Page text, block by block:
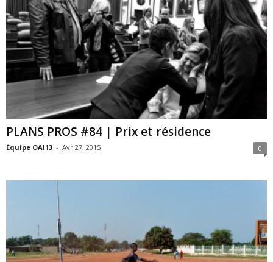
PLANS PROS #84 | Prix et résidence
Équipe OAI13 - Avr 27, 2015 0